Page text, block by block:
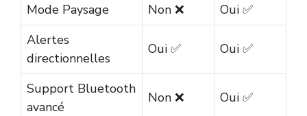
Mode Paysage Non ❌
Oui ✅
Alertes
directionnelles
Oui ✅ Oui ✅
Support Bluetooth
avancé
Non ❌ Oui ✅